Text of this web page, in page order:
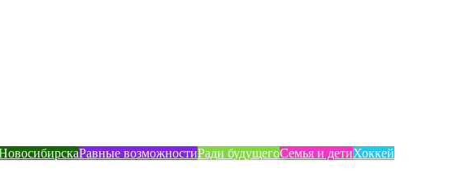
Равные возможностиРади будущегоСемья и детиХоккей